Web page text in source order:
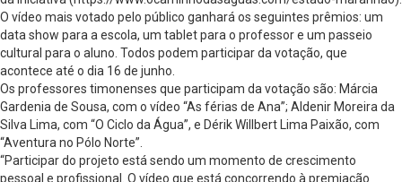
O vídeo mais votado pelo público ganhará os seguintes prêmios: um
data show para a escola, um tablet para o professor e um passeio
cultural para o aluno. Todos podem participar da votação, que
acontece até o dia 16 de junho.
Os professores timonenses que participam da votação são: Márcia
Gardenia de Sousa, com o vídeo “As férias de Ana”; Aldenir Moreira da
Silva Lima, com “O Ciclo da Água”, e Dérik Willbert Lima Paixão, com
“Aventura no Pólo Norte”.
“Participar do projeto está sendo um momento de crescimento
pessoal e profissional. O vídeo que está concorrendo à premiação